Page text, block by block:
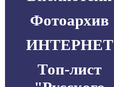
Фотоархив
ИНТЕРНЕТ
Топ-лист